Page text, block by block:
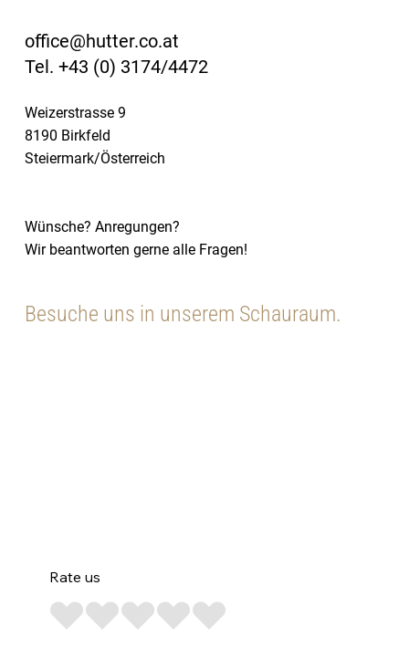
office@hutter.co.at
Tel. +43 (0) 3174/4472
Weizerstrasse 9
8190 Birkfeld
Steiermark/Österreich
Wünsche? Anregungen?
Wir beantworten gerne alle Fragen!
Besuche uns in unserem Schauraum.
Rate us